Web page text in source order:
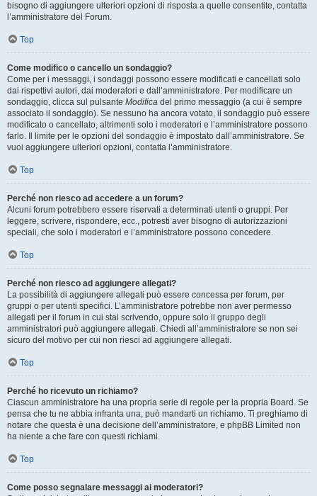
bisogno di aggiungere ulteriori opzioni di risposta a quelle consentite, contatta
l’amministratore del Forum.
Top
Come modifico o cancello un sondaggio?
Come per i messaggi, i sondaggi possono essere modificati e cancellati solo
dai rispettivi autori, dai moderatori e dall’amministratore. Per modificare un
sondaggio, clicca sul pulsante Modifica del primo messaggio (a cui è sempre
associato il sondaggio). Se nessuno ha ancora votato, il sondaggio può essere
modificato o cancellato, altrimenti solo i moderatori e l’amministratore possono
farlo. Il limite per le opzioni del sondaggio è impostato dall’amministratore. Se
vuoi aggiungere ulteriori opzioni, contatta l’amministratore.
Top
Perché non riesco ad accedere a un forum?
Alcuni forum potrebbero essere riservati a determinati utenti o gruppi. Per
leggere, scrivere, rispondere, ecc., potresti aver bisogno di autorizzazioni
speciali, che solo i moderatori e l’amministratore possono concedere.
Top
Perché non riesco ad aggiungere allegati?
La possibilità di aggiungere allegati può essere concessa per forum, per
gruppi o per utenti specifici. L’amministratore potrebbe non aver permesso
allegati per il forum in cui stai scrivendo, oppure solo il gruppo degli
amministratori può aggiungere allegati. Chiedi all’amministratore se non sei
sicuro del motivo per cui non riesci ad aggiungere allegati.
Top
Perché ho ricevuto un richiamo?
Ciascun amministratore ha una propria serie di regole per la propria Board. Se
pensa che tu ne abbia infranta una, può mandarti un richiamo. Ti preghiamo di
notare che questa è una decisione dell’amministratore, e phpBB Limited non
ha niente a che fare con questi richiami.
Top
Come posso segnalare messaggi ai moderatori?